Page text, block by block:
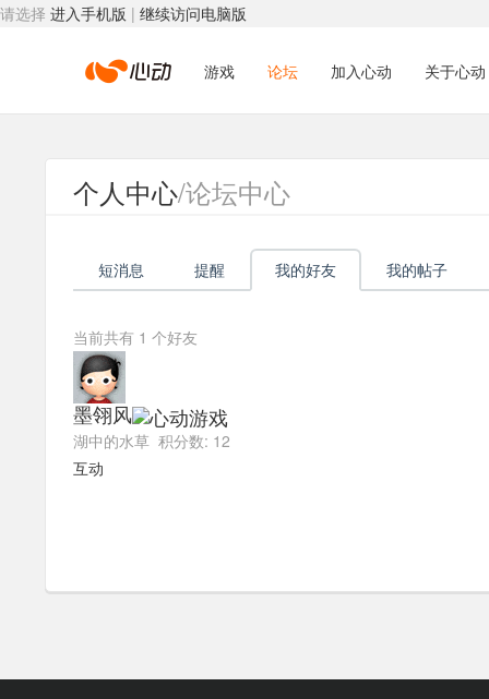
请选择 进入手机版 | 继续访问电脑版
心
动
络
游戏 论坛 加入心动 关于心动
个人中心/论坛中心
短消息 提醒 我的好友 我的帖子
当前共有 1 个好友
墨翎风
湖中的水草 积分数: 12
互动